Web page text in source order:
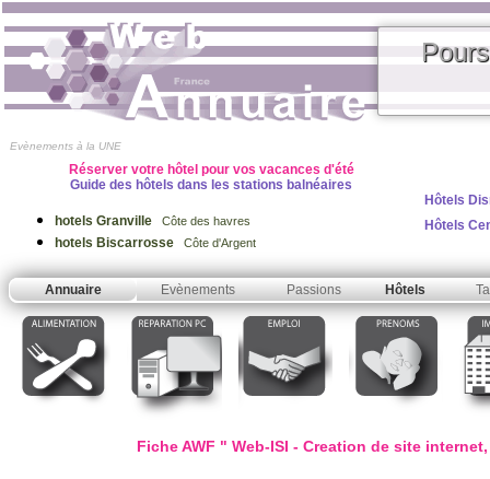
Evènements à la UNE
Réserver votre hôtel pour vos vacances d'été
Guide des hôtels dans les stations balnéaires
hotels Granville Côte des havres
hotels Biscarrosse Côte d'Argent
Hôtels
Hôtels
Annuaire Evènements Passions Hôtels
Fiche AWF " Web-ISI - Creation de site